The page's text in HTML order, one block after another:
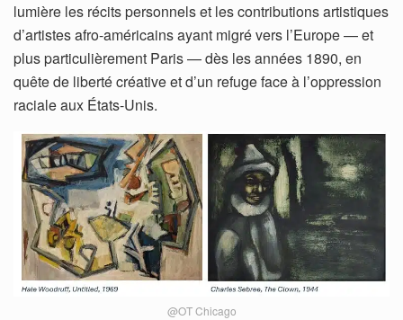
lumière les récits personnels et les contributions artistiques
d’artistes afro-américains ayant migré vers l’Europe — et
plus particulièrement Paris — dès les années 1890, en
quête de liberté créative et d’un refuge face à l’oppression
raciale aux États-Unis.­
@OT Chicago